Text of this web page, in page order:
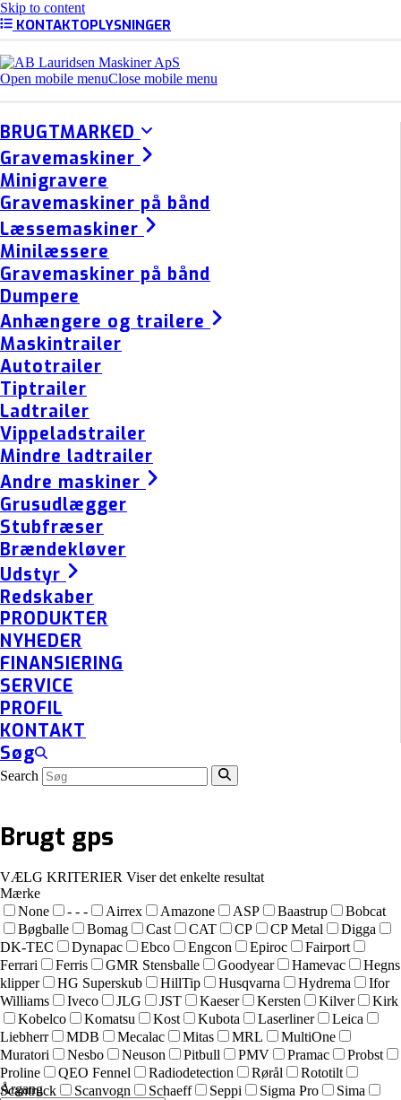
Skip to content
KONTAKTOPLYSNINGER
Open mobile menuClose mobile menu
BRUGTMARKED
Gravemaskiner
Minigravere
Gravemaskiner på bånd
Læssemaskiner
Minilæssere
Gravemaskiner på bånd
Dumpere
Anhængere og trailere
Maskintrailer
Autotrailer
Tiptrailer
Ladtrailer
Vippeladstrailer
Mindre ladtrailer
Andre maskiner
Grusudlægger
Stubfræser
Brændekløver
Udstyr
Redskaber
PRODUKTER
NYHEDER
FINANSIERING
SERVICE
PROFIL
KONTAKT
Søg
Search
Brugt gps
VÆLG KRITERIER Viser det enkelte resultat
Mærke
None
- - - Airrex Amazone ASP Baastrup
Bobcat
Bøgballe
Bomag Cast CAT CP CP Metal
Digga
DK-TEC
Dynapac Ebco Engcon Epiroc
Fairport
Ferrari
Ferris GMR Stensballe Goodyear Hamevac
Hegns
klipper
HG Superskub HillTip Husqvarna Hydrema
Ifor
Williams
Iveco JLG JST Kaeser Kersten Kilver
Kirk
Kobelco
Komatsu Kost Kubota Laserliner
Leica
Liebherr
MDB Mecalac Mitas MRL
MultiOne
Muratori
Nesbo Neuson Pitbull PMV Pramac
Probst
Proline
QEO Fennel Radiodetection Rørål
Rototilt
Scantruck
Scanvogn Schaeff Seppi Sigma Pro
Sima
Årgang